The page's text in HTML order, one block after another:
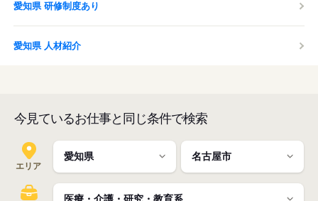
愛知県 研修制度あり
愛知県 人材紹介
今見ているお仕事と同じ条件で検索
エリア